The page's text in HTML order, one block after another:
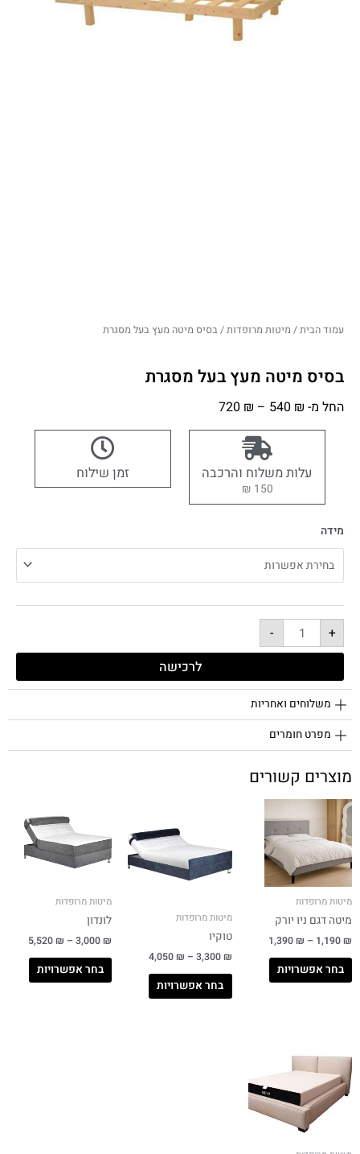
עמוד הבית/ מיטות מרופדות/ בסיס מיטה מעץ בעל מסגרת
בסיס מיטה מעץ בעל מסגרת
החל מ- 540 ₪
–
720 ₪
עלות משלוח והרכבה
150 ₪
זמן שילוח
מידה
-
+
לרכישה
משלוחים ואחריות
מפרט חומרים
מוצרים קשורים
מיטות מרופדות
מיטה דגם ניו יורק
1,190₪
–
1,390₪
בחר אפשרויות
מיטות מרופדות
טוקיו
3,300₪
–
4,050₪
בחר אפשרויות
מיטות מרופדות
לונדון
3,000₪
–
5,520₪
בחר אפשרויות